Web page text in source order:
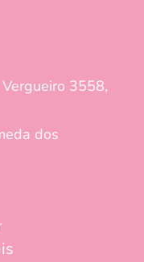
3558,
dos